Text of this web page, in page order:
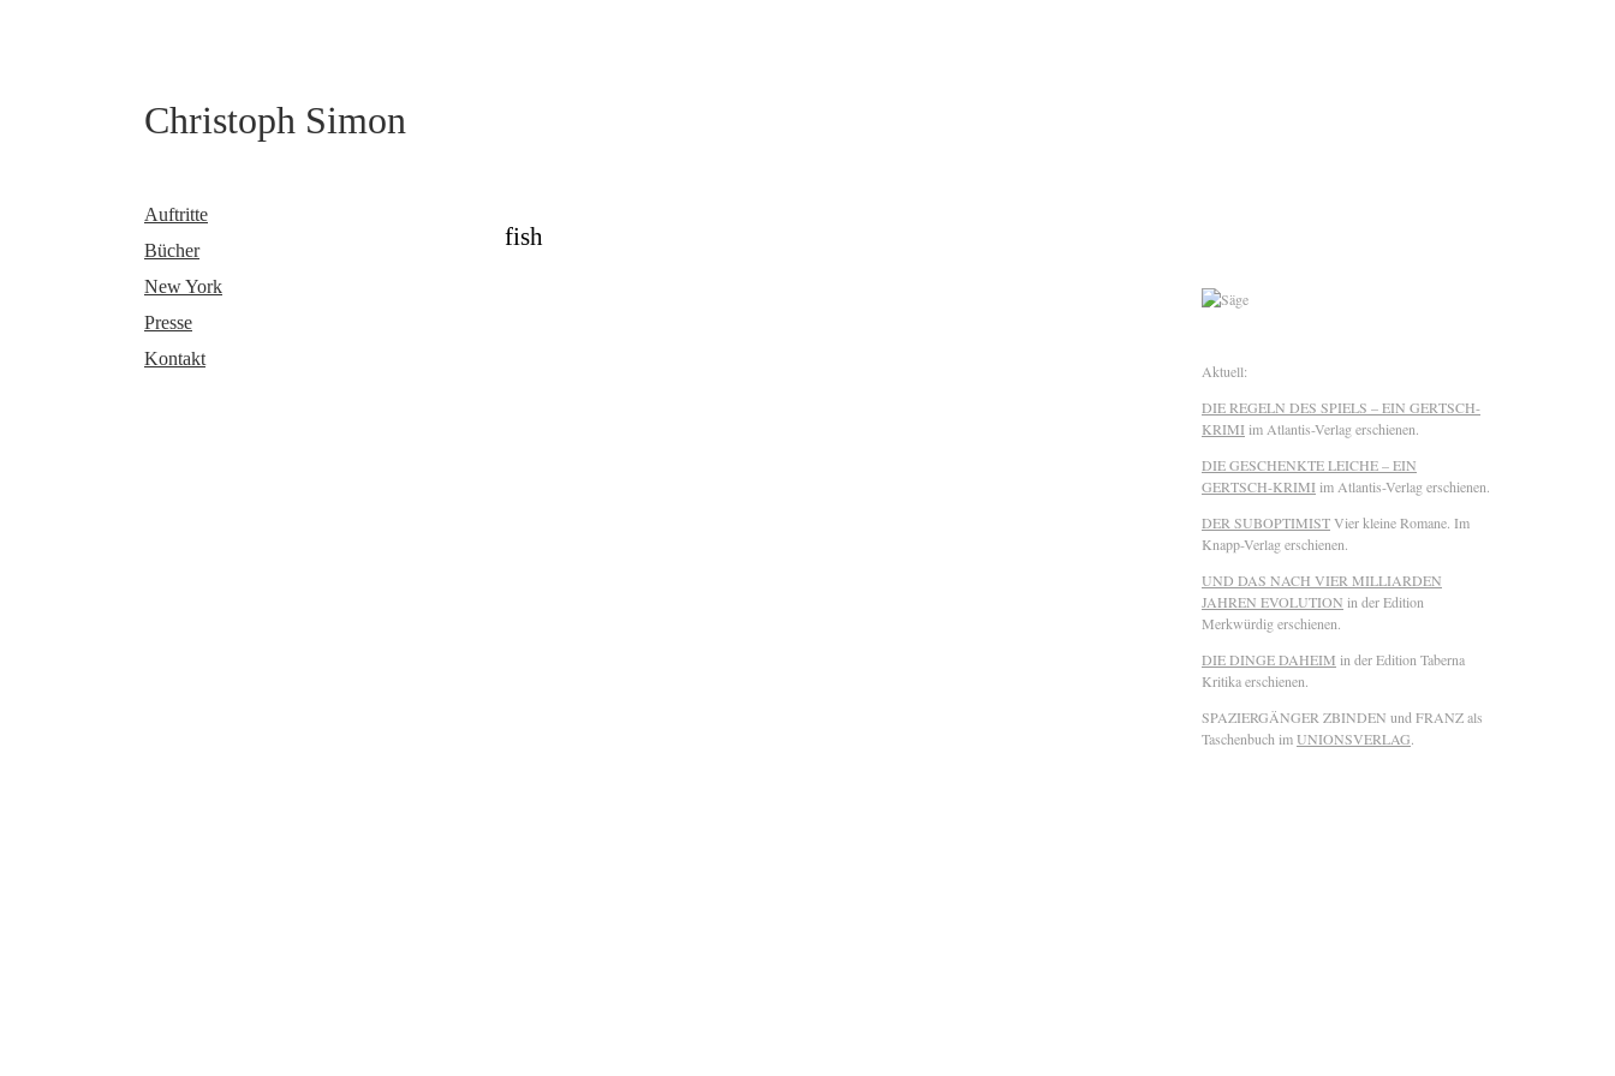
Christoph Simon
Auftritte
Bücher
New York
Presse
Kontakt
fish
Aktuell:
DIE REGELN DES SPIELS – EIN GERTSCH-
KRIMI im Atlantis-Verlag erschienen.
DIE GESCHENKTE LEICHE – EIN
GERTSCH-KRIMI im Atlantis-Verlag erschienen.
DER SUBOPTIMISTVier kleine Romane. Im
Knapp-Verlag erschienen.
UND DAS NACH VIER MILLIARDEN
JAHREN EVOLUTION in der Edition
Merkwürdig erschienen.
DIE DINGE DAHEIM in der Edition Taberna
Kritika erschienen.
SPAZIERGÄNGER ZBINDEN und FRANZ als
Taschenbuch imUNIONSVERLAG